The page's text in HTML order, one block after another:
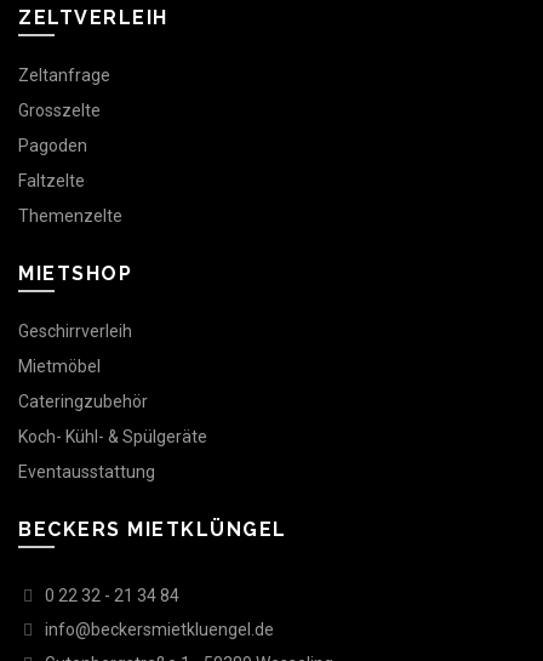
ZELTVERLEIH
Zeltanfrage
Grosszelte
Pagoden
Faltzelte
Themenzelte
MIETSHOP
Geschirrverleih
Mietmöbel
Cateringzubehör
Koch- Kühl- & Spülgeräte
Eventausstattung
BECKERS MIETKLÜNGEL
0 22 32 - 21 34 84
info@beckersmietkluengel.de